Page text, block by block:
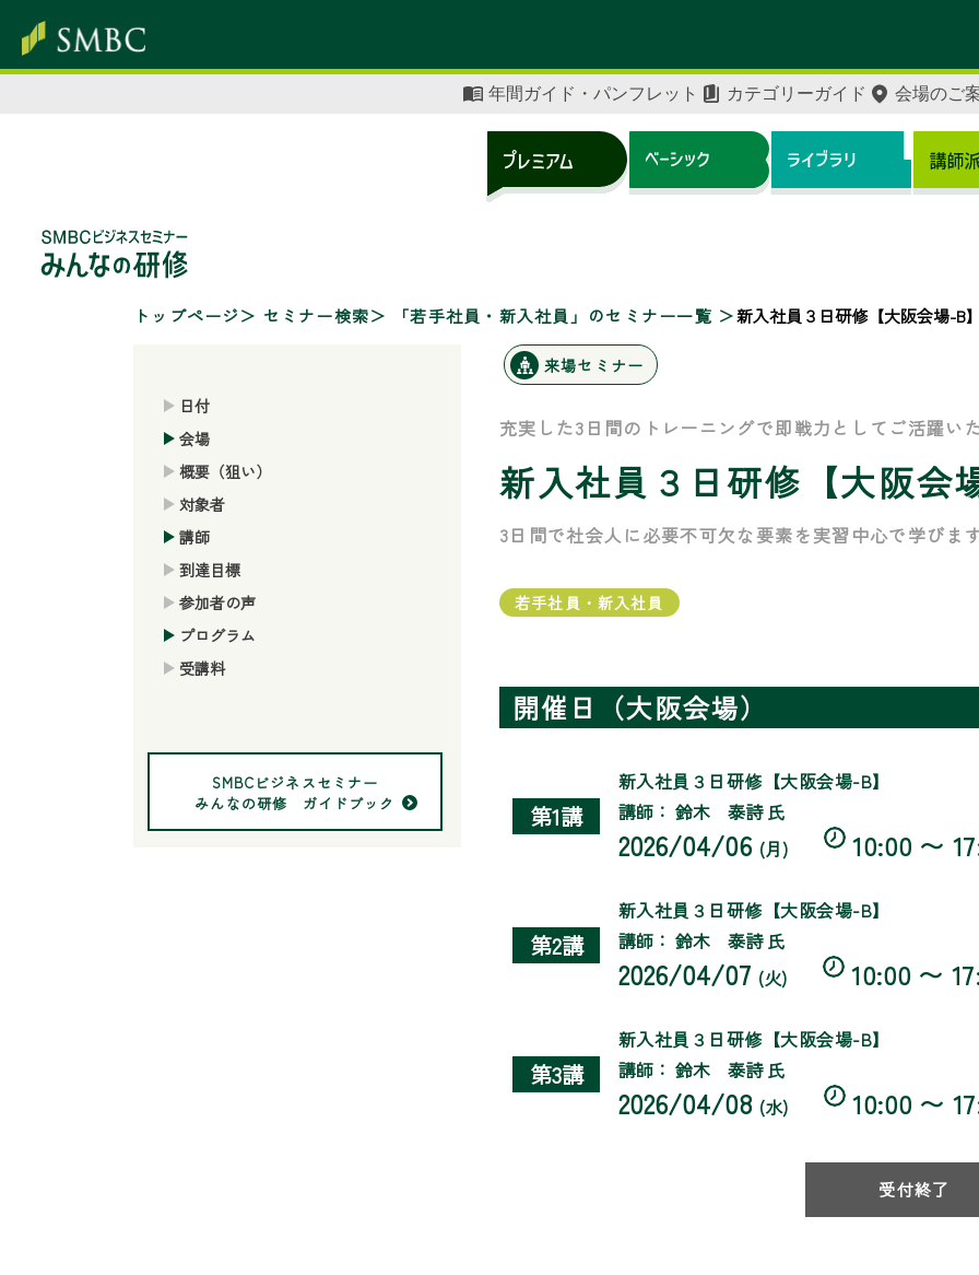
年間ガイド・パンフレット カテゴリーガイド 会場のご
トップページ セミナー検索 「若手社員・新入社員」のセミナー一覧 新入社員３日研修【大阪会場-B
日付
会場
概要（狙い）
対象者
講師
到達目標
参加者の声
プログラム
受講料
SMBCビジネスセミナー
みんなの研修 ガイドブック
来場セミナー
充実した3日間のトレーニングで即戦力としてご活躍い
新入社員３日研修【大阪会
3日間で社会人に必要不可欠な要素を実習中心で学びま
若手社員・新入社員
開催日（大阪会場）
第1講
新入社員３日研修【大阪会場-B】
講師： 鈴木 泰詩 氏
2026/04/06 (月) 10:00 〜
第2講
新入社員３日研修【大阪会場-B】
講師： 鈴木 泰詩 氏
2026/04/07 (火) 10:00 〜
第3講
新入社員３日研修【大阪会場-B】
講師： 鈴木 泰詩 氏
2026/04/08 (水) 10:00 〜
受付終了